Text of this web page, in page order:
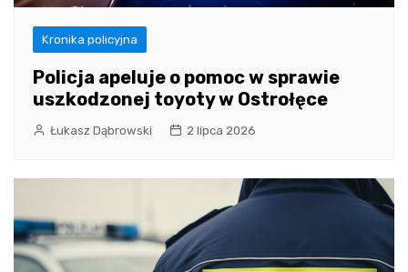
Kronika policyjna
Policja apeluje o pomoc w sprawie
uszkodzonej toyoty w Ostrołęce
Łukasz Dąbrowski 2 lipca 2026